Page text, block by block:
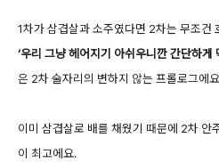
1차가 삼겹살과 소주였다면 2차는 무조건
‘우리 그냥 헤어지기 아쉬우니깐 간단하게
은 2차 술자리의 변하지 않는 프롤로그에
이미 삼겹살로 배를 채웠기 때문에 2차 안
이 최고에요.